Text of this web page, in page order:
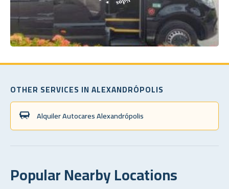
OTHER SERVICES IN ALEXANDRÓPOLIS
Alquiler Autocares Alexandrópolis
Popular Nearby Locations